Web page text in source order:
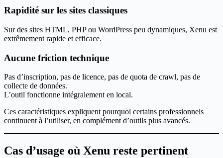
Rapidité sur les sites classiques
Sur des sites HTML, PHP ou WordPress peu dynamiques, Xenu est
extrêmement rapide et efficace.
Aucune friction technique
Pas d’inscription, pas de licence, pas de quota de crawl, pas de
collecte de données.
L’outil fonctionne intégralement en local.
Ces caractéristiques expliquent pourquoi certains professionnels
continuent à l’utiliser, en complément d’outils plus avancés.
Cas d’usage où Xenu reste pertinent